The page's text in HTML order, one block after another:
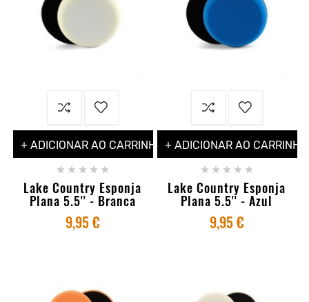
+ ADICIONAR AO CARRINHO
    
Lake Country Esponja
Plana 5.5'' - Branca
9,95 €
+ ADICIONAR AO CARRINHO
    
Lake Country Esponja
Plana 5.5'' - Azul
9,95 €